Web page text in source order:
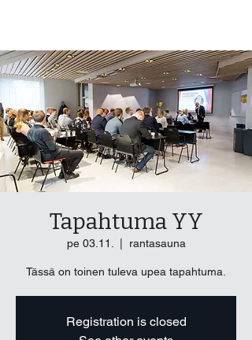
Tapahtuma YY
pe 03.11. rantasauna
Tässä on toinen tuleva upea tapahtuma.
Registration is closed